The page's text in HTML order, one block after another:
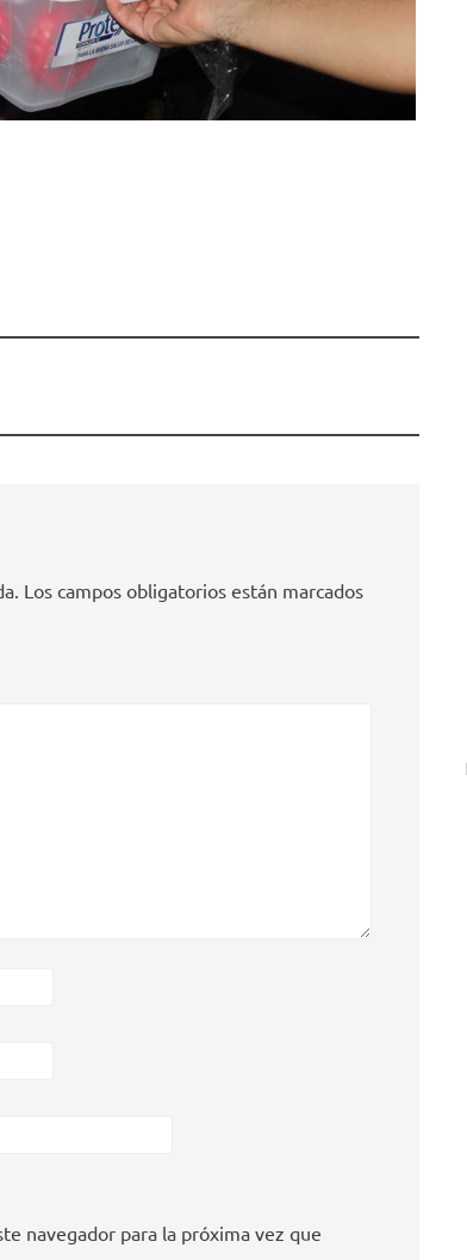
Los campos obligatorios están marcados
navegador para la próxima vez que